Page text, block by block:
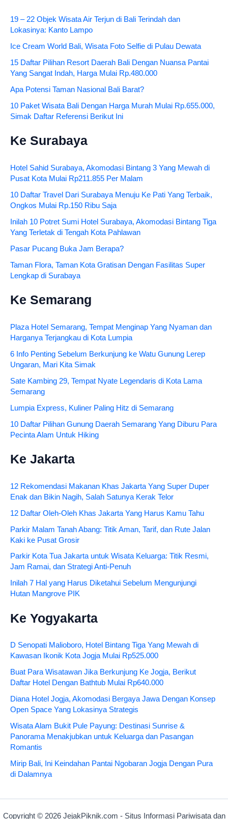
19 – 22 Objek Wisata Air Terjun di Bali Terindah dan
Lokasinya: Kanto Lampo
Ice Cream World Bali, Wisata Foto Selfie di Pulau Dewata
15 Daftar Pilihan Resort Daerah Bali Dengan Nuansa Pantai
Yang Sangat Indah, Harga Mulai Rp.480.000
Apa Potensi Taman Nasional Bali Barat?
10 Paket Wisata Bali Dengan Harga Murah Mulai Rp.655.000,
Simak Daftar Referensi Berikut Ini
Ke Surabaya
Hotel Sahid Surabaya, Akomodasi Bintang 3 Yang Mewah di
Pusat Kota Mulai Rp211.855 Per Malam
10 Daftar Travel Dari Surabaya Menuju Ke Pati Yang Terbaik,
Ongkos Mulai Rp.150 Ribu Saja
Inilah 10 Potret Sumi Hotel Surabaya, Akomodasi Bintang Tiga
Yang Terletak di Tengah Kota Pahlawan
Pasar Pucang Buka Jam Berapa?
Taman Flora, Taman Kota Gratisan Dengan Fasilitas Super
Lengkap di Surabaya
Ke Semarang
Plaza Hotel Semarang, Tempat Menginap Yang Nyaman dan
Harganya Terjangkau di Kota Lumpia
6 Info Penting Sebelum Berkunjung ke Watu Gunung Lerep
Ungaran, Mari Kita Simak
Sate Kambing 29, Tempat Nyate Legendaris di Kota Lama
Semarang
Lumpia Express, Kuliner Paling Hitz di Semarang
10 Daftar Pilihan Gunung Daerah Semarang Yang Diburu Para
Pecinta Alam Untuk Hiking
Ke Jakarta
12 Rekomendasi Makanan Khas Jakarta Yang Super Duper
Enak dan Bikin Nagih, Salah Satunya Kerak Telor
12 Daftar Oleh-Oleh Khas Jakarta Yang Harus Kamu Tahu
Parkir Malam Tanah Abang: Titik Aman, Tarif, dan Rute Jalan
Kaki ke Pusat Grosir
Parkir Kota Tua Jakarta untuk Wisata Keluarga: Titik Resmi,
Jam Ramai, dan Strategi Anti-Penuh
Inilah 7 Hal yang Harus Diketahui Sebelum Mengunjungi
Hutan Mangrove PIK
Ke Yogyakarta
D Senopati Malioboro, Hotel Bintang Tiga Yang Mewah di
Kawasan Ikonik Kota Jogja Mulai Rp525.000
Buat Para Wisatawan Jika Berkunjung Ke Jogja, Berikut
Daftar Hotel Dengan Bathtub Mulai Rp640.000
Diana Hotel Jogja, Akomodasi Bergaya Jawa Dengan Konsep
Open Space Yang Lokasinya Strategis
Wisata Alam Bukit Pule Payung: Destinasi Sunrise &
Panorama Menakjubkan untuk Keluarga dan Pasangan
Romantis
Mirip Bali, Ini Keindahan Pantai Ngobaran Jogja Dengan Pura
di Dalamnya
Copyright © 2026 JejakPiknik.com - Situs Informasi Pariwisata dan